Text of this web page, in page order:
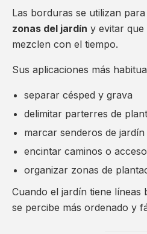
Las borduras se utilizan para
zonas del jardín y evitar que
mezclen con el tiempo.
Sus aplicaciones más
separar césped y grava
delimitar parterres de
marcar senderos de jardín
encintar caminos o
organizar zonas de
Cuando el jardín tiene líneas
se percibe más ordenado y